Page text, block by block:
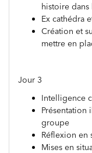
histoire dans
Ex cathédra
Création et
mettre en
Jour 3
Intelligence
Présentation
groupe
Réflexion en
Mises en